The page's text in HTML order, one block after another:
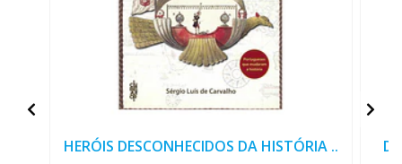
HERÓIS DESCONHECIDOS DA HISTÓRIA .. D.